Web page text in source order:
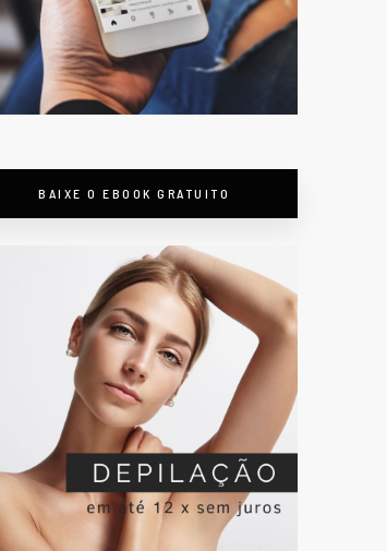
BAIXE O EBOOK GRATUITO